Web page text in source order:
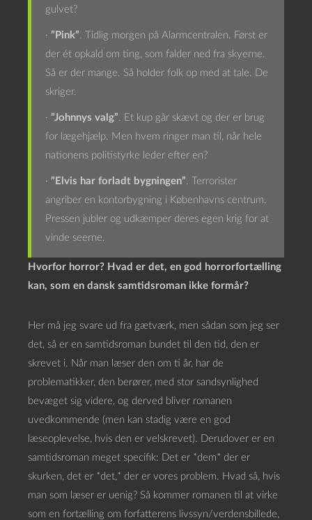
gulvet?
· ”Pink”. Tidlig morgen på Alarmcentralen. Først er
der ét opkald om ting, som falder ned fra skyerne.
Så er der mange. Så holder folk op med at tale. De
skriger.
· ”Johnnys valg”. Et kup går skævt og der er brug
for lægehjælp. Men hvem ringer man til, når hele
nationens politistyrke leder efter en?
· ”Elvis har forladt bygningen”. Terrorister
angriber en kontorbygning i Københavns centrum.
Pressen jubler og udkæmper deres egen krig for at
vinde seerne.
Hvorfor horror? Hvad er det, en god horrorfortælling
kan, som en dansk samtidsroman ikke formår?
Her må jeg svare ud fra gætværk, men sådan som jeg ser
det, så er en samtidsroman bundet til den tid, den er
skrevet i. Når man læser den om ti år, har de
problematikker, den berører, med stor sandsynlighed
bevæget sig videre, og derved bliver romanen
uvedkommende (men kan stadig være en god
læseoplevelse, hvis den er velskrevet). Derudover er en
samtidsroman meget specifik: Det er *dem* der er
skurken, det er *det,* der er vores problem. Hvad så, hvis
man som læser er uenig? Så kommer romanen til at virke
som en fortælling om forfatterens livssyn/verdensbillede,